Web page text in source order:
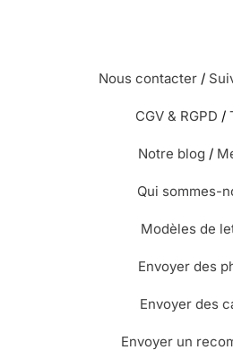
Nous contacter /
CGV & RGPD /
Notre blog /
Qui sommes-
Modèles de
Envoyer des
Envoyer des
Envoyer un